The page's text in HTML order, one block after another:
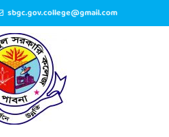
sbgc.gov.college@gmail.com